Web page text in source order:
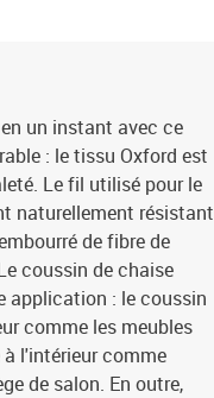
un instant avec ce
: le tissu Oxford est
Le fil utilisé pour le
naturellement résistant
de fibre de
coussin de chaise
application : le coussin
comme les meubles
l'intérieur comme
de salon. En outre,